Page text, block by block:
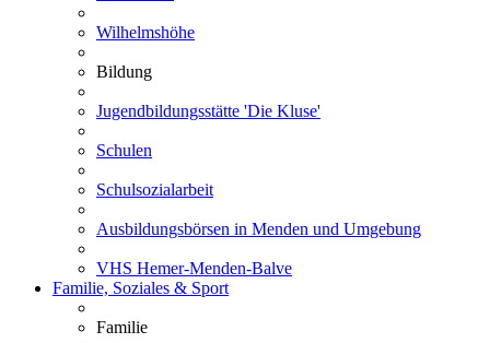
Wilhelmshöhe
Bildung
Jugendbildungsstätte 'Die Kluse'
Schulen
Schulsozialarbeit
Ausbildungsbörsen in Menden und Umgebung
VHS Hemer-Menden-Balve
Familie, Soziales & Sport
Familie